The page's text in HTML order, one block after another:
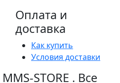
Оплата и
доставка
Как купить
Условия доставки
MMS-STORE . Все